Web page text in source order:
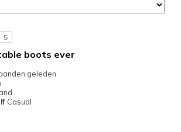
5
boots ever
geleden
Casual